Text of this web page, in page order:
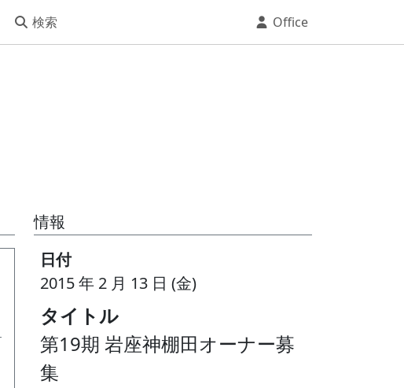
検索 Office
情報
日付
2015 年 2 月 13 日 (金)
タイトル
第19期 岩座神棚田オーナー募
集